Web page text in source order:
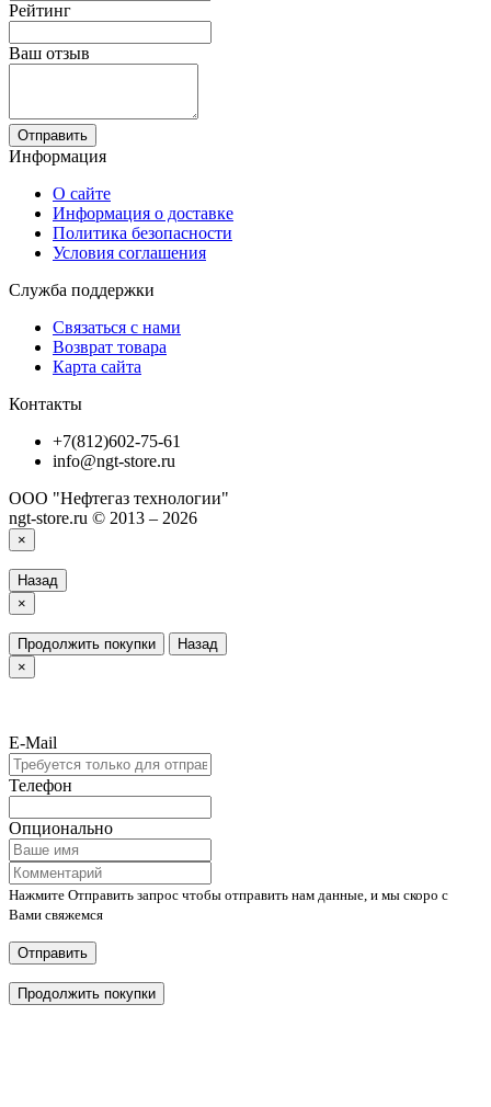
Рейтинг
Ваш отзыв
Отправить
Информация
О сайте
Информация о доставке
Политика безопасности
Условия соглашения
Служба поддержки
Связаться с нами
Возврат товара
Карта сайта
Контакты
+7(812)602-75-61
info@ngt-store.ru
ООО "Нефтегаз технологии"
ngt-store.ru © 2013 – 2026
×
Назад
×
Продолжить покупки
Назад
×
E-Mail
Телефон
Опционально
Нажмите Отправить запрос чтобы отправить нам данные, и мы скоро с
Вами свяжемся
Отправить
Продолжить покупки